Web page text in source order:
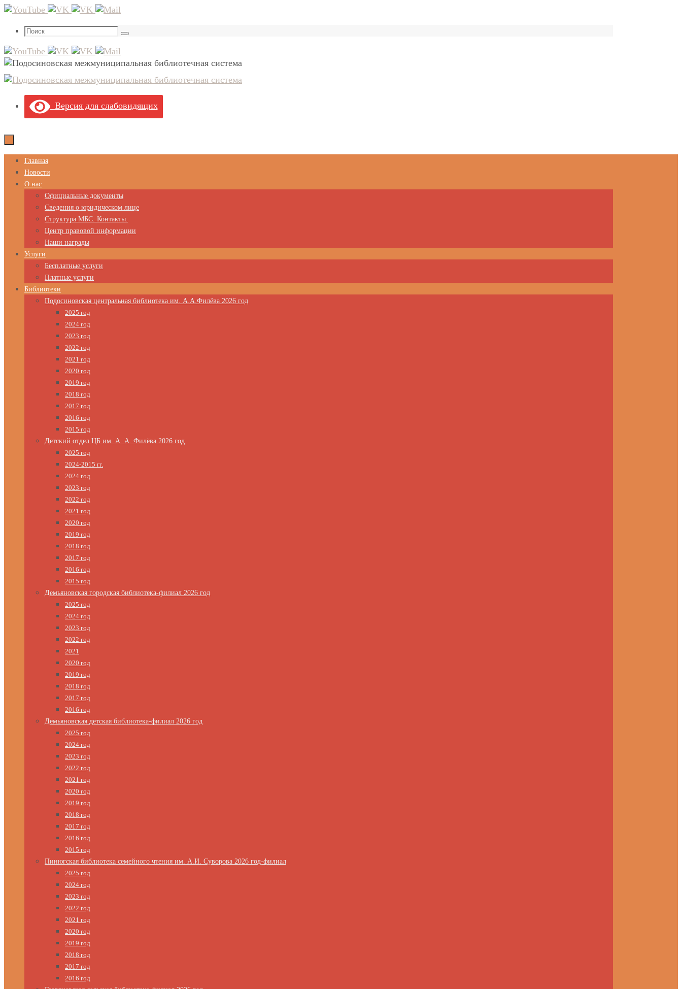
Перейти
содержимому
Что
Поиск
Версия для слабовидящих
Перейти
содержимому
Главная
Новости
О нас
Официальные документы
Сведения о юридическом лице
Структура МБС. Контакты.
Центр правовой информации
Наши награды
Услуги
Бесплатные услуги
Платные услуги
Библиотеки
Подосиновская центральная библиотека им. А.А.Филёва 2026 год
2025 год
2024 год
2023 год
2022 год
2021 год
2020 год
2019 год
2018 год
2017 год
2016 год
2015 год
Детский отдел ЦБ им. А. А. Филёва 2026 год
2025 год
2024-2015 гг.
2024 год
2023 год
2022 год
2021 год
2020 год
2019 год
2018 год
2017 год
2016 год
2015 год
Демьяновская городская библиотека-филиал 2026 год
2025 год
2024 год
2023 год
2022 год
2021
2020 год
2019 год
2018 год
2017 год
2016 год
Демьяновская детская библиотека-филиал 2026 год
2025 год
2024 год
2023 год
2022 год
2021 год
2020 год
2019 год
2018 год
2017 год
2016 год
2015 год
Пинюгская библиотека семейного чтения им. А.И. Суворова 2026 год-филиал
2025 год
2024 год
2023 год
2022 год
2021 год
2020 год
2019 год
2018 год
2017 год
2016 год